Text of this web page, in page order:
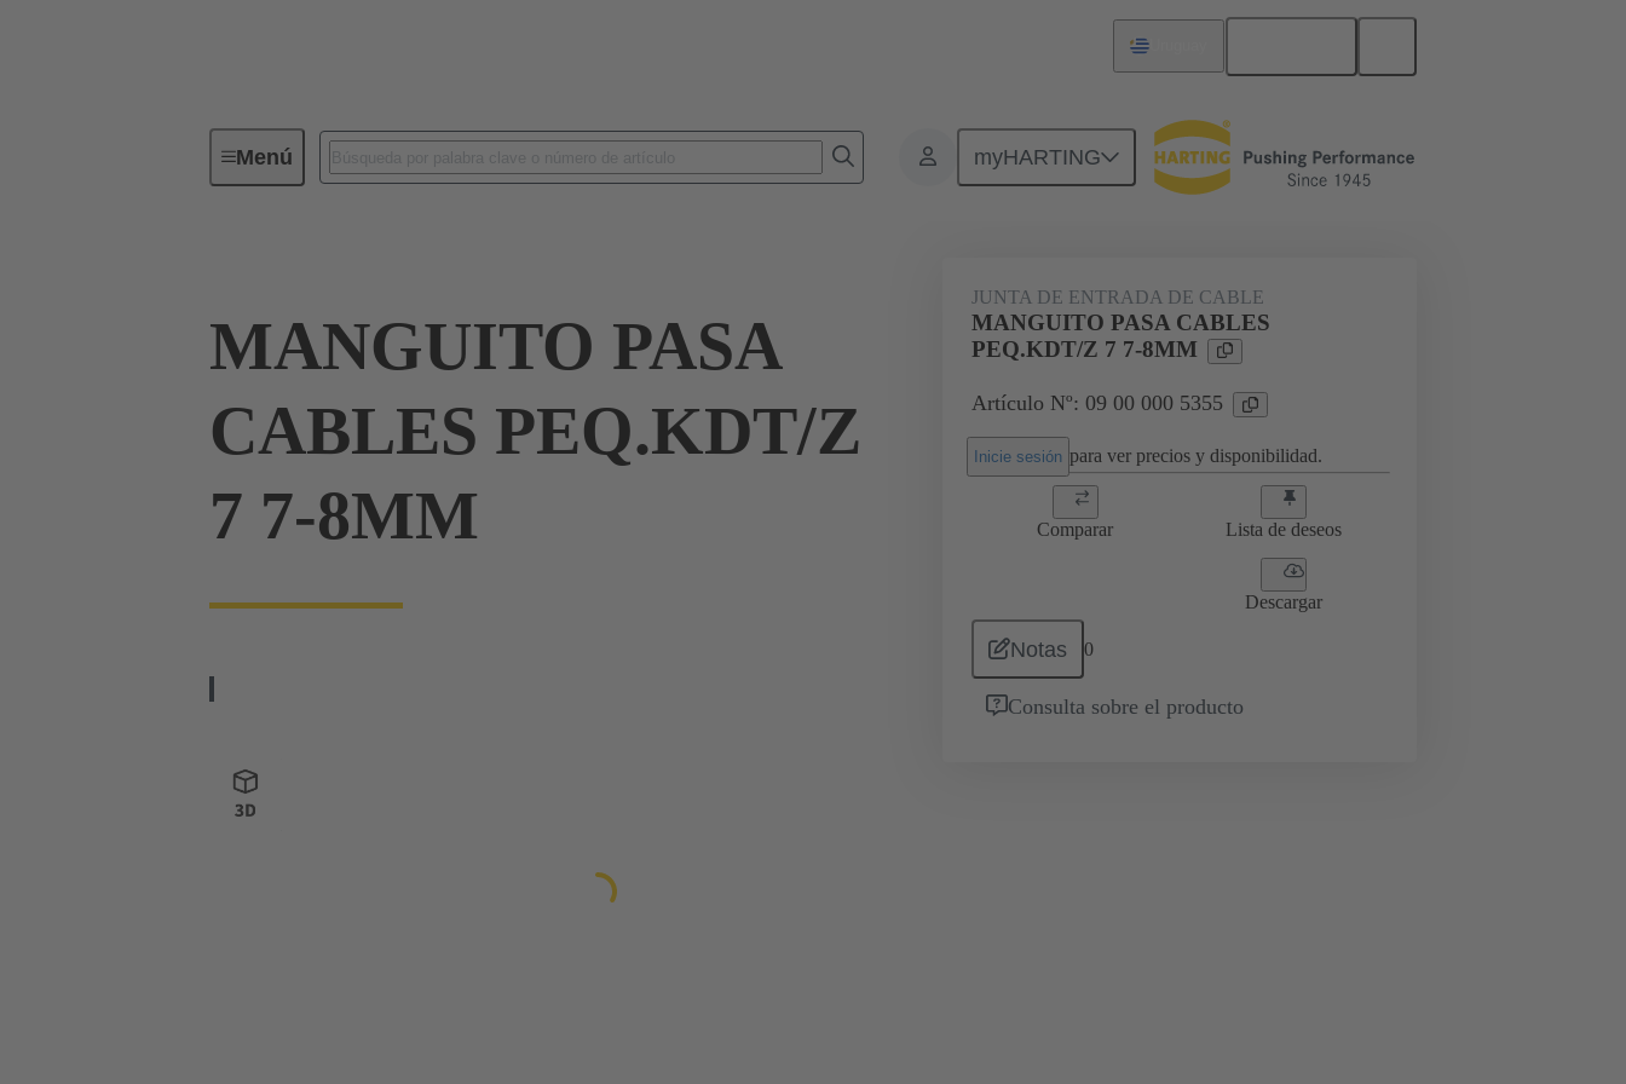
Menú myHARTING
Conectores industriales / Han® Accesorios Juntas 09 00 000 5355
MANGUITO PASA
CABLES PEQ.KDT/Z
7 7-8MM
JUNTA DE ENTRADA DE CABLE
MANGUITO PASA CABLES
PEQ.KDT/Z 7 7-8MM
Artículo Nº: 09 00 000 5355
Inicie sesión para ver precios y disponibilidad.
Comparar Lista de deseos
Descargar
Notas 0
Consulta sobre el producto